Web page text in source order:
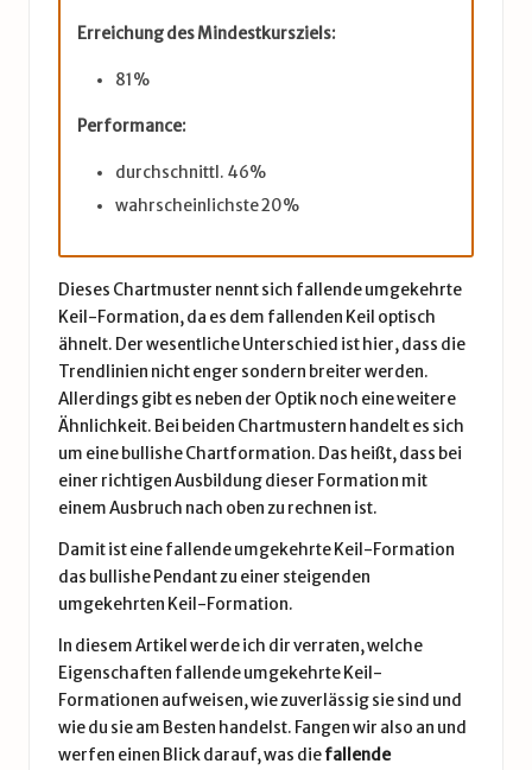
Erreichung des Mindestkursziels:
81%
Performance:
durchschnittl. 46%
wahrscheinlichste 20%
Dieses Chartmuster nennt sich fallende umgekehrte
Keil-Formation, da es dem fallenden Keil optisch
ähnelt. Der wesentliche Unterschied ist hier, dass die
Trendlinien nicht enger sondern breiter werden.
Allerdings gibt es neben der Optik noch eine weitere
Ähnlichkeit. Bei beiden Chartmustern handelt es sich
um eine bullishe Chartformation. Das heißt, dass bei
einer richtigen Ausbildung dieser Formation mit
einem Ausbruch nach oben zu rechnen ist.
Damit ist eine fallende umgekehrte Keil-Formation
das bullishe Pendant zu einer steigenden
umgekehrten Keil-Formation.
In diesem Artikel werde ich dir verraten, welche
Eigenschaften fallende umgekehrte Keil-
Formationen aufweisen, wie zuverlässig sie sind und
wie du sie am Besten handelst. Fangen wir also an und
werfen einen Blick darauf, was diefallende